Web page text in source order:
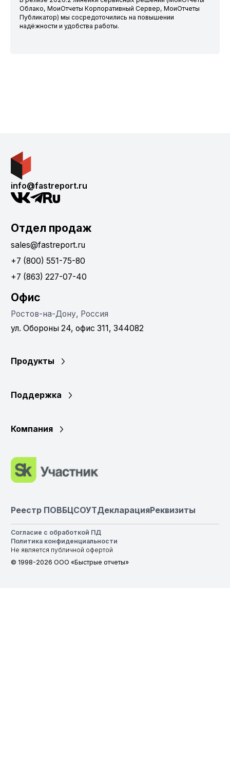
Облако, МоиОтчеты Корпоративный Сервер, МоиОтчеты
Публикатор) мы сосредоточились на повышении
надёжности и удобства работы.
info@fastreport.ru
Отдел продаж
sales@fastreport.ru
+7 (800) 551-75-80
+7 (863) 227-07-40
Офис
Ростов-на-Дону, Россия
ул. Обороны 24, офис 311, 344082
Продукты
Поддержка
Компания
Реестр ПОВБЦСОУТДекларацияРеквизиты
Согласие с обработкой ПД
Политика конфиденциальности
Не является публичной офертой
© 1998-2026 ООО «Быстрые отчеты»